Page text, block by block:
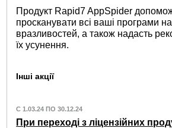
Продукт Rapid7 AppSpider
просканувати всі ваші програми
вразливостей, а також надасть
їх усунення.
Інші акції
С 1.03.24 ПО 30.12.24
При переході з ліцензійних